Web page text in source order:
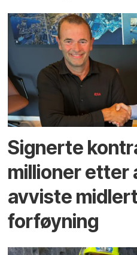
Signerte
millioner etter
avviste
forføyning